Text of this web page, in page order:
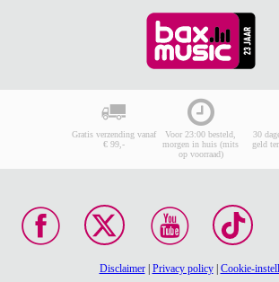
Gratis verzending vanaf
€ 99,-
Voor 23:00 besteld,
morgen in huis (mits
op voorraad)
30
geld
Disclaimer| Privacy policy| Cookie-